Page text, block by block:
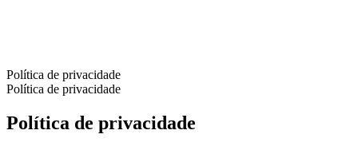
Política de privacidade
Política de privacidade
Política de privacidade